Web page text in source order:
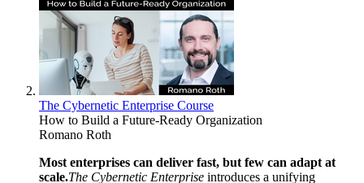
The Cybernetic Enterprise Course
How to Build a Future-Ready Organization
Romano Roth
Most enterprises can deliver fast, but few can adapt at
scale.The Cybernetic Enterprise introduces a unifying